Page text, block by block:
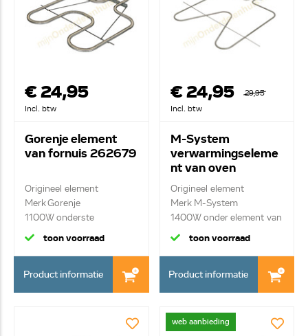
€ 24,95
Incl. btw
Gorenje element
van fornuis 262679
Origineel element
Merk Gorenje
1100W onderste
bakelement
toon voorraad
Product informatie
€ 24,95
29,95
Incl. btw
M-System
verwarmingseleme
nt van oven
062066004
Origineel element
Merk M-System
1400W onder element van
gr...
toon voorraad
Product informatie
web aanbieding